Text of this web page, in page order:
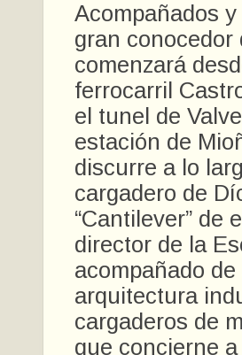
Acompañados
gran
comenzará
ferrocarril
el tunel de
estación de
discurre a lo
cargadero de
“Cantilever” de
director de la
acompañado
arquitectura
cargaderos de
que concierne